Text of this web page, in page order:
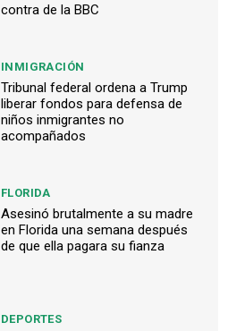
contra de la BBC
INMIGRACIÓN
Tribunal federal ordena a Trump
liberar fondos para defensa de
niños inmigrantes no
acompañados
FLORIDA
Asesinó brutalmente a su madre
en Florida una semana después
de que ella pagara su fianza
DEPORTES